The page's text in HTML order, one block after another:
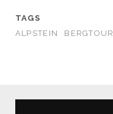
TAGS
ALPSTEIN
BERGTOUR